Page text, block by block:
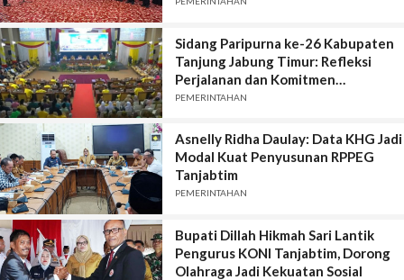
Sidang Paripurna ke-26 Kabupaten
Tanjung Jabung Timur: Refleksi
Perjalanan dan Komitmen
Pembangunan
PEMERINTAHAN
Asnelly Ridha Daulay: Data KHG Jadi
Modal Kuat Penyusunan RPPEG
Tanjabtim
PEMERINTAHAN
Bupati Dillah Hikmah Sari Lantik
Pengurus KONI Tanjabtim, Dorong
Olahraga Jadi Kekuatan Sosial